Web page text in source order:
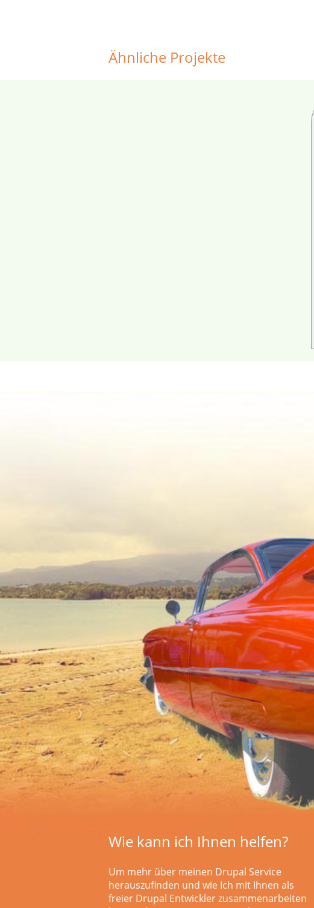
Ähnliche Projekte
Wie kann ich Ihnen helfen?
Um mehr über meinen Drupal Service
herauszufinden und wie Ich mit Ihnen als
freier Drupal Entwickler zusammenarbeiten